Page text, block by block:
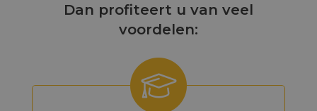
Dan profiteert u van veel
voordelen: